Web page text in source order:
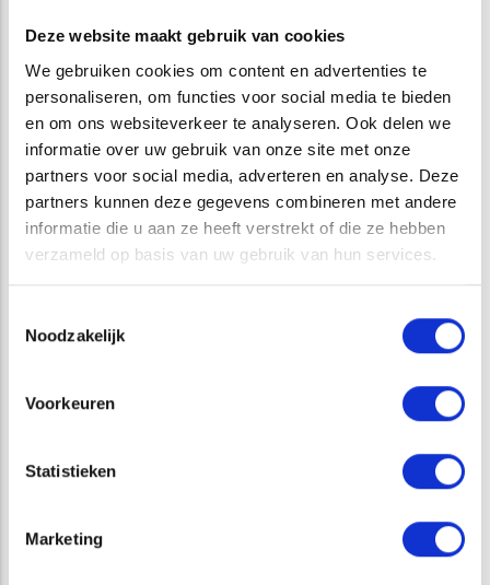
Deze website maakt gebruik van cookies
We gebruiken cookies om content en advertenties te
personaliseren, om functies voor social media te bieden
en om ons websiteverkeer te analyseren. Ook delen we
informatie over uw gebruik van onze site met onze
partners voor social media, adverteren en analyse. Deze
partners kunnen deze gegevens combineren met andere
informatie die u aan ze heeft verstrekt of die ze hebben
verzameld op basis van uw gebruik van hun services.
Noodzakelijk
Voorkeuren
Statistieken
Marketing
GERELATEERDE PROJECTEN
zonder dieren te vangen’
VRAGEN?